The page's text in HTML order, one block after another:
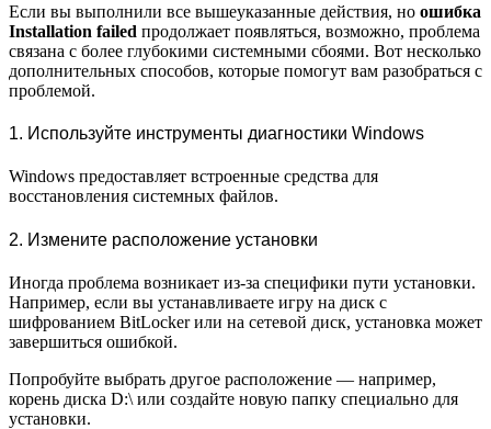
Если вы выполнили все вышеуказанные действия, но ошибка
Installation failed продолжает появляться, возможно, проблема
связана с более глубокими системными сбоями. Вот несколько
дополнительных способов, которые помогут вам разобраться с
проблемой.
1. Используйте инструменты диагностики Windows
Windows предоставляет встроенные средства для
восстановления системных файлов.
2. Измените расположение установки
Иногда проблема возникает из-за специфики пути установки.
Например, если вы устанавливаете игру на диск с
шифрованием BitLocker или на сетевой диск, установка может
завершиться ошибкой.
Попробуйте выбрать другое расположение — например,
корень диска D:\ или создайте новую папку специально для
установки.